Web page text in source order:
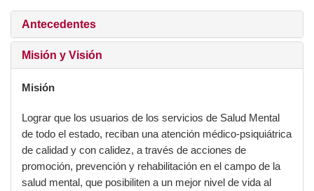
Antecedentes
Misión y Visión
Misión
de todo el estado, reciban una atención médico-
psiquiátrica de calidad y con calidez, a través de acciones
de promoción, prevención y rehabilitación en el campo de
la salud mental, que posibiliten a un mejor nivel de vida al
usuario y a su familia, así como de su reintegración al